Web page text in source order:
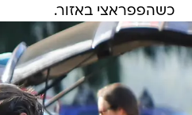
כשהפפראצי באזור.